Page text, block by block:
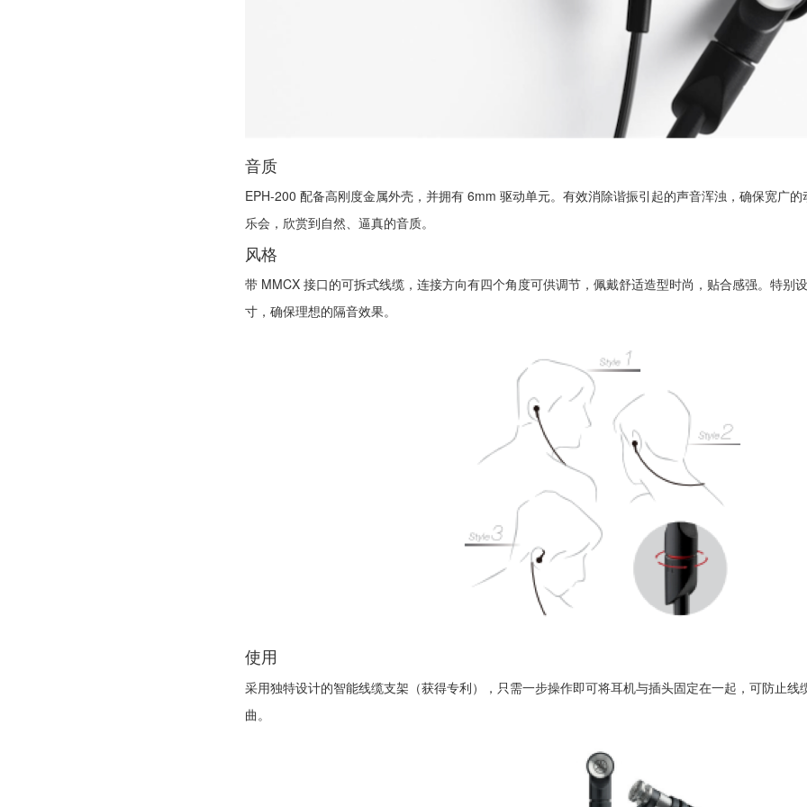
音质
EPH-200 配备高刚度金属外壳，并拥有 6mm 驱动单元。有效消除谐振引起的声音浑浊，确保宽广
乐会，欣赏到自然、逼真的音质。
风格
带 MMCX 接口的可拆式线缆，连接方向有四个角度可供调节，佩戴舒适造型时尚，贴合感强。特别
寸，确保理想的隔音效果。
使用
采用独特设计的智能线缆支架（获得专利），只需一步操作即可将耳机与插头固定在一起，可防止线
曲。